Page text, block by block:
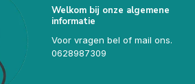
Welkom bij onze algemene
informatie
Voor vragen bel of mail ons.
0628987309